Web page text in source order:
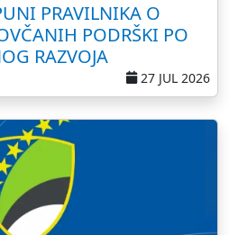
PRAVILNIKA O
PODRŠKI PO
RAZVOJA
27 JUL 2026